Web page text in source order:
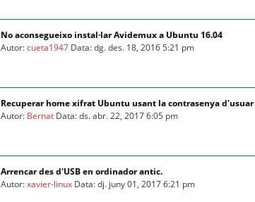
No aconsegueixo instal·lar Avidemux a Ubuntu 16.04
Autor:cueta1947 Data: dg. des. 18, 2016 5:21 pm
Recuperar home xifrat Ubuntu usant la contrasenya d'usuar
Autor: Bernat Data: ds. abr. 22, 2017 6:05 pm
Arrencar des d'USB en ordinador antic.
Autor:xavier-linux Data: dj. juny 01, 2017 6:21 pm